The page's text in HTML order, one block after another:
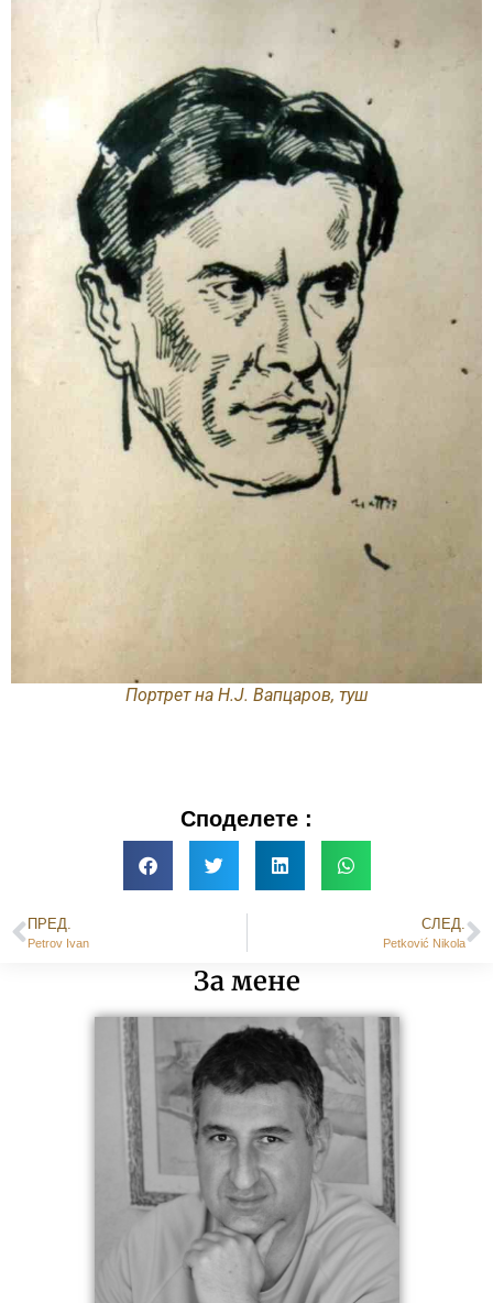
Портрет на Н.Ј. Вапцаров, туш
Споделете :
ПРЕД.
Petrov Ivan
СЛЕД.
Petković Nikola
За мене